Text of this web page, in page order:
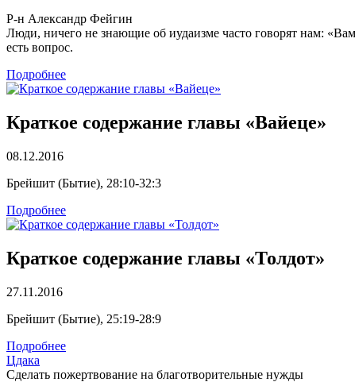
Р-н Александр Фейгин
Люди, ничего не знающие об иудаизме часто говорят нам:
есть вопрос.
Подробнее
Краткое содержание главы «Вайеце»
08.12.2016
Брейшит (Бытие), 28:10-32:3
Подробнее
Краткое содержание главы «Толдот»
27.11.2016
Брейшит (Бытие), 25:19-28:9
Подробнее
Цдака
Сделать пожертвование на благотворительные нужды